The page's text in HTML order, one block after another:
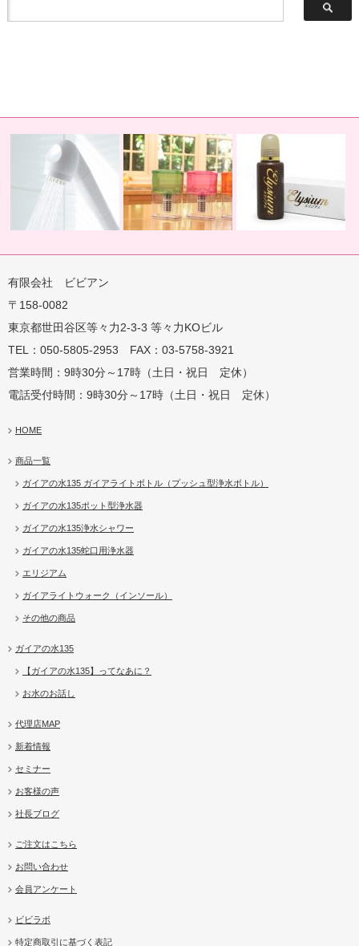
用地球の恵みを シャワー
有限会社 ビビアン
〒158-0082
東京都世田谷区等々力2-3-3 等々力KOビル
TEL：050-5805-2953 FAX：03-5758-3921
営業時間：9時30分～17時（土日・祝日 定休）
電話受付時間：9時30分～17時（土日・祝日 定休）
HOME
商品一覧
ガイアの水135 ガイアライトボトル（プッシュ型浄水ボトル）
ガイアの水135ポット型浄水器
ガイアの水135浄水シャワー
ガイアの水135蛇口用浄水器
エリジアム
ガイアライトウォーク（インソール）
その他の商品
ガイアの水135
【ガイアの水135】ってなあに？
お水のお話し
代理店MAP
新着情報
セミナー
お客様の声
社長ブログ
ご注文はこちら
お問い合わせ
会員アンケート
ビビラボ
特定商取引に基づく表記